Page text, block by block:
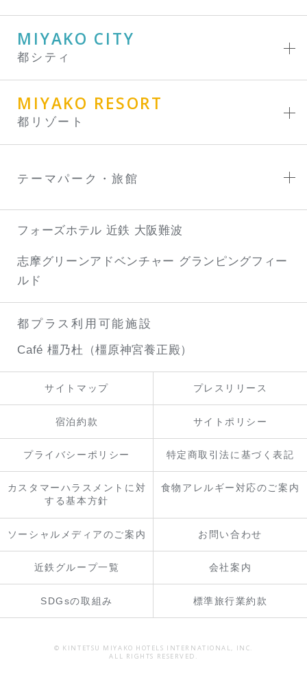
MIYAKO CITY
都シティ
MIYAKO RESORT
都リゾート
テーマパーク・旅館
フォーズホテル 近鉄 大阪難波
志摩グリーンアドベンチャー グランピングフィー
ルド
都プラス利用可能施設
Café 橿乃杜（橿原神宮養正殿）
サイトマップ プレスリリース
宿泊約款 サイトポリシー
プライバシーポリシー 特定商取引法に基づく表記
カスタマーハラスメントに対
する基本方針
食物アレルギー対応のご案内
ソーシャルメディアのご案内 お問い合わせ
近鉄グループ一覧 会社案内
SDGsの取組み 標準旅行業約款
© KINTETSU MIYAKO HOTELS INTERNATIONAL, INC.
ALL RIGHTS RESERVED.